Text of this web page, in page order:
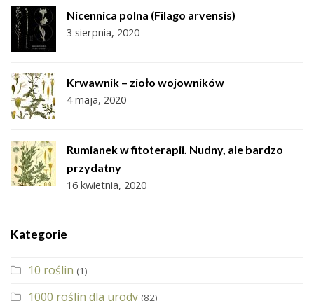
Nicennica polna (Filago arvensis)
3 sierpnia, 2020
Krwawnik – zioło wojowników
4 maja, 2020
Rumianek w fitoterapii. Nudny, ale bardzo
przydatny
16 kwietnia, 2020
Kategorie
10 roślin (1)
1000 roślin dla urody (82)